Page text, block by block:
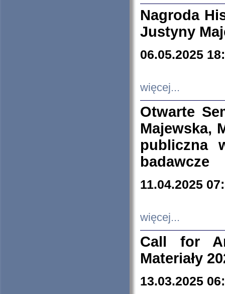
Nagroda
Justyny
06.05.2025
więcej...
Otwarte
Majewska,
publiczna
badawcze
11.04.2025
więcej...
Call for
Materiały
13.03.2025